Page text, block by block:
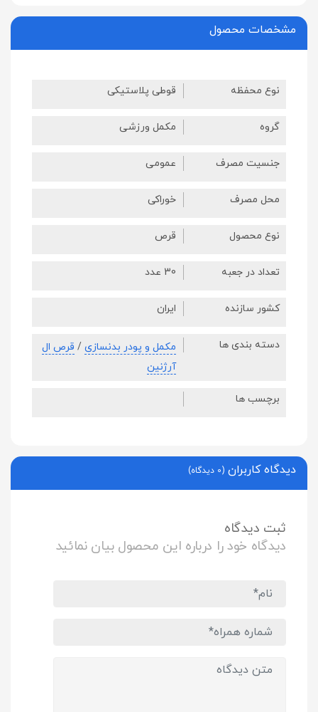
مشخصات محصول
نوع محفظه قوطی پلاستیکی
گروه مکمل ورزشی
جنسیت مصرف عمومی
محل مصرف خوراکی
نوع محصول قرص
تعداد در جعبه 30 عدد
کشور سازنده ایران
دسته بندی ها مکمل و پودر بدنسازی / قرص ال
آرژنین
برچسب ها
دیدگاه کاربران (0 دیدگاه)
ثبت دیدگاه
دیدگاه خود را درباره این محصول بیان نمائید